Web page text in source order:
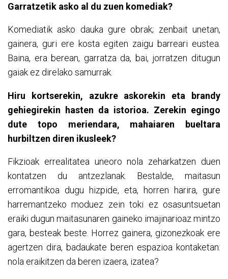
Garratzetik asko al du zuen komediak?
Komediatik asko dauka gure obrak; zenbait unetan,
gainera, guri ere kosta egiten zaigu barreari eustea.
Baina, era berean, garratza da, bai, jorratzen ditugun
gaiak ez direlako samurrak.
Hiru kortserekin, azukre askorekin eta brandy
gehiegirekin hasten da istorioa. Zerekin egingo
dute topo meriendara, mahaiaren bueltara
hurbiltzen diren ikusleek?
Fikzioak errealitatea uneoro nola zeharkatzen duen
kontatzen du antzezlanak. Bestalde, maitasun
erromantikoa dugu hizpide, eta, horren harira, gure
harremantzeko moduez zein toki ez osasuntsuetan
eraiki dugun maitasunaren gaineko imajinarioaz mintzo
gara, besteak beste. Horrez gainera, gizonezkoak ere
agertzen dira, badaukate beren espazioa kontaketan:
nola eraikitzen da beren izaera, izatea?